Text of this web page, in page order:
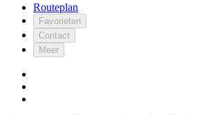
Routeplan
Favorieten
Contact
Meer